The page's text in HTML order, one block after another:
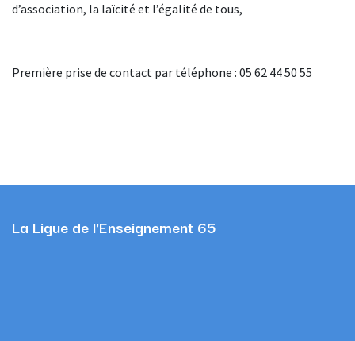
d’association, la laïcité et l’égalité de tous,
Première prise de contact par téléphone : 05 62 44 50 55
La Ligue de l'Enseignement 65